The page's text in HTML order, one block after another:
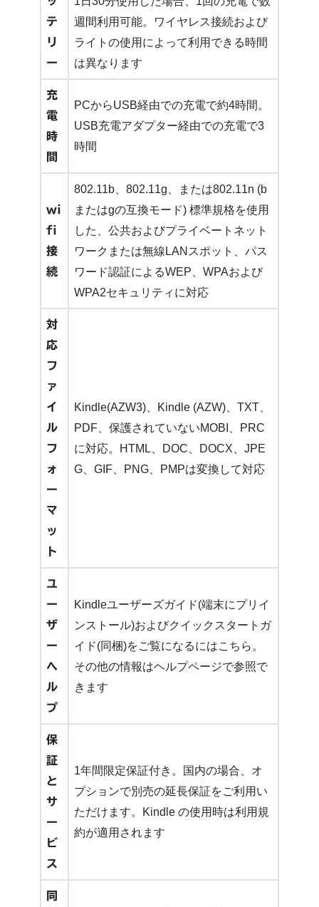
テ
リ
ー
週間利用可能。ワイヤレス接続および
ライトの使用によって利用できる時間
は異なります
充
電
時
間
PCからUSB経由での充電で約4時間。
USB充電アダプター経由での充電で3
時間
wi
fi
接
続
802.11b、802.11g、または802.11n (b
またはgの互換モード) 標準規格を使用
した、公共およびプライベートネット
ワークまたは無線LANスポット、パス
ワード認証によるWEP、WPAおよび
WPA2セキュリティに対応
対
応
フ
ァ
イ
ル
フ
ォ
ー
マ
ッ
ト
Kindle(AZW3)、Kindle (AZW)、TXT、
PDF、保護されていないMOBI、PRC
に対応。HTML、DOC、DOCX、JPE
G、GIF、PNG、PMPは変換して対応
ユ
ー
ザ
ー
ヘ
ル
プ
Kindleユーザーズガイド(端末にプリイ
ンストール)およびクイックスタートガ
イド(同梱)をご覧になるにはこちら。
その他の情報はヘルプページで参照で
きます
保
証
と
サ
ー
ビ
ス
1年間限定保証付き。国内の場合、オ
プションで別売の延長保証をご利用い
ただけます。Kindle の使用時は利用規
約が適用されます
同